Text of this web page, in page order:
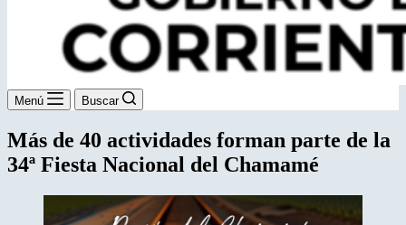
Menú Buscar
Más de 40 actividades forman parte de la
34ª Fiesta Nacional del Chamamé